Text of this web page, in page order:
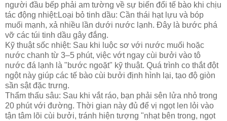
người đầu bếp phải am tường về sự biến đổi tế bào khi chịu
tác động nhiệt:Loại bỏ tinh dầu: Cần thái hạt lựu và bóp
muối mạnh, xả nhiều lần dưới nước lạnh. Đây là bước phá
vỡ các túi tinh dầu gây đắng.
Kỹ thuật sốc nhiệt: Sau khi luộc sơ với nước muối hoặc
nước chanh từ 3–5 phút, việc vớt ngay cùi bưởi vào tô
nước đá lạnh là "bước ngoặt" kỹ thuật. Quá trình co thắt đột
ngột này giúp các tế bào cùi bưởi định hình lại, tạo độ giòn
sần sật đặc trưng.
Thẩm thấu sâu: Sau khi vắt ráo, bạn phải sên lửa nhỏ trong
20 phút với đường. Thời gian này đủ để vị ngọt len lỏi vào
tận tâm lõi cùi bưởi, tránh hiện tượng "nhạt bên trong, ngọt